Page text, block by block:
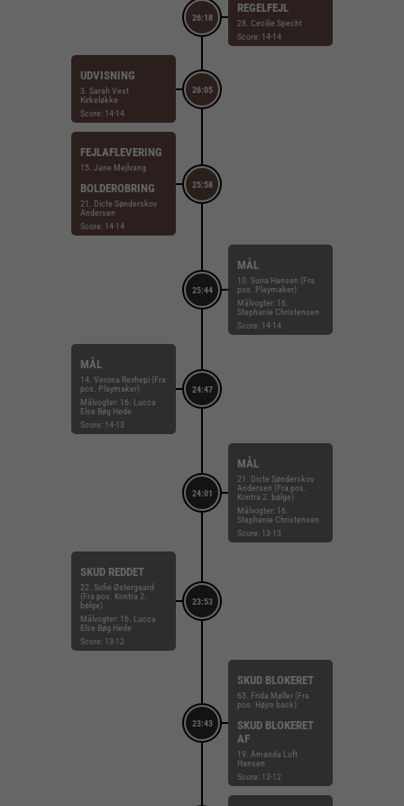
26:18
REGELFEJL
28. Cecilie Specht
Score: 14-14
26:05
UDVISNING
3. Sarah Vest
Kirkeløkke
Score: 14-14
25:58
FEJLAFLEVERING
15. Jane Mejlvang
BOLDEROBRING
21. Dicte Sønderskov
Andersen
Score: 14-14
25:44
MÅL
10. Suna Hansen (Fra
pos. Playmaker)
Målvogter: 16.
Stephanie Christensen
Score: 14-14
24:47
MÅL
14. Verona Rexhepi (Fra
pos. Playmaker)
Målvogter: 16. Lucca
Else Bøg Hede
Score: 14-13
24:01
MÅL
21. Dicte Sønderskov
Andersen (Fra pos.
Kontra 2. bølge)
Målvogter: 16.
Stephanie Christensen
Score: 13-13
23:53
SKUD REDDET
22. Sofie Østergaard
(Fra pos. Kontra 2.
bølge)
Målvogter: 16. Lucca
Else Bøg Hede
Score: 13-12
23:43
SKUD BLOKERET
63. Frida Møller (Fra
pos. Højre back)
SKUD BLOKERET
AF
19. Amanda Loft
Hansen
Score: 13-12